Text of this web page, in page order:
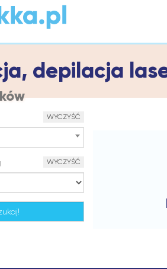
depilacja
WYCZYŚĆ
WYCZYŚĆ